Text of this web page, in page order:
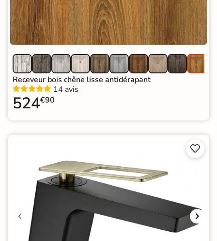
Receveur bois chêne lisse antidérapant
14 avis
524€90

